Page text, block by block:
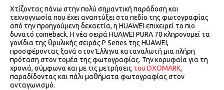
Χτίζοντας πάνω στην πολύ σημαντική παράδοση και
τεχνογνωσία που έχει αναπτύξει στο πεδίο της φωτογραφίας
από την προηγούμενη δεκαετία, η HUAWEI επιχειρεί το πιο
δυνατό comeback. H νέα σειρά HUAWEI PURA 70 κληρονομεί τα
γονίδια της θρυλικής σειράς P Series της HUAWEI,
προσφέροντας ξανά στον Έλληνα καταναλωτή μια πλήρη
πρόταση στον τομέα της φωτογραφίας. Την κορυφαία για τη
χρονιά, σύμφωνα και με τις μετρήσεις του DXOMARK,
παραδίδοντας και πάλι μαθήματα φωτογραφίας στον
ανταγωνισμό.